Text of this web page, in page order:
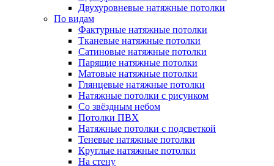
Двухуровневые натяжные потолки
По видам
Фактурные натяжные потолки
Тканевые натяжные потолки
Сатиновые натяжные потолки
Парящие натяжные потолки
Матовые натяжные потолки
Глянцевые натяжные потолки
Натяжные потолки с рисунком
Со звёздным небом
Потолки ПВХ
Натяжные потолки с подсветкой
Теневые натяжные потолки
Круглые натяжные потолки
На стену